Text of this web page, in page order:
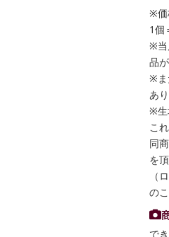
※価
1個
※当
品
※ま
あり
※生
こ
同
を
（
の
で